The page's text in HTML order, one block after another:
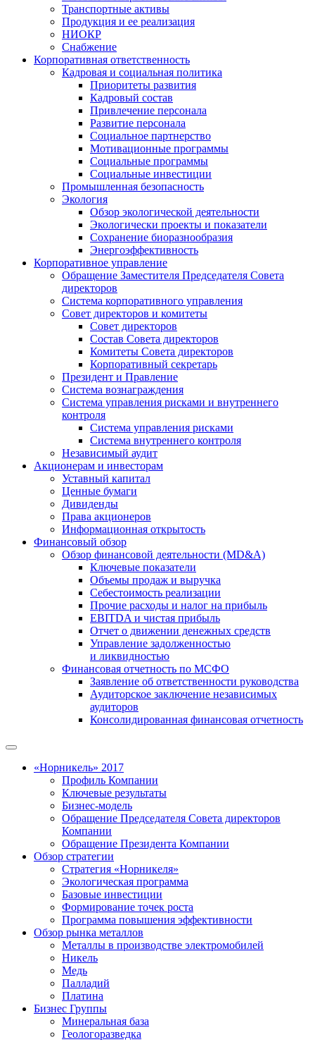
Транспортные активы
Продукция и ее реализация
НИОКР
Снабжение
Корпоративная ответственность
Кадровая и социальная политика
Приоритеты развития
Кадровый состав
Привлечение персонала
Развитие персонала
Социальное партнерство
Мотивационные программы
Социальные программы
Социальные инвестиции
Промышленная безопасность
Экология
Обзор экологической деятельности
Экологически проекты и показатели
Сохранение биоразнообразия
Энергоэффективность
Корпоративное управление
Обращение Заместителя Председателя Совета
директоров
Система корпоративного управления
Совет директоров и комитеты
Совет директоров
Состав Совета директоров
Комитеты Совета директоров
Корпоративный секретарь
Президент и Правление
Система вознаграждения
Система управления рисками и внутреннего
контроля
Система управления рисками
Система внутреннего контроля
Независимый аудит
Акционерам и инвесторам
Уставный капитал
Ценные бумаги
Дивиденды
Права акционеров
Информационная открытость
Финансовый обзор
Обзор финансовой деятельности (MD&A)
Ключевые показатели
Объемы продаж и выручка
Себестоимость реализации
Прочие расходы и налог на прибыль
EBITDA и чистая прибыль
Отчет о движении денежных средств
Управление задолженностью
и ликвидностью
Финансовая отчетность по МСФО
Заявление об ответственности руководства
Аудиторское заключение независимых
аудиторов
Консолидированная финансовая отчетность
«Норникель» 2017
Профиль Компании
Ключевые результаты
Бизнес-модель
Обращение Председателя Совета директоров
Компании
Обращение Президента Компании
Обзор стратегии
Стратегия «Норникеля»
Экологическая программа
Базовые инвестиции
Формирование точек роста
Программа повышения эффективности
Обзор рынка металлов
Металлы в производстве электромобилей
Никель
Медь
Палладий
Платина
Бизнес Группы
Минеральная база
Геологоразведка